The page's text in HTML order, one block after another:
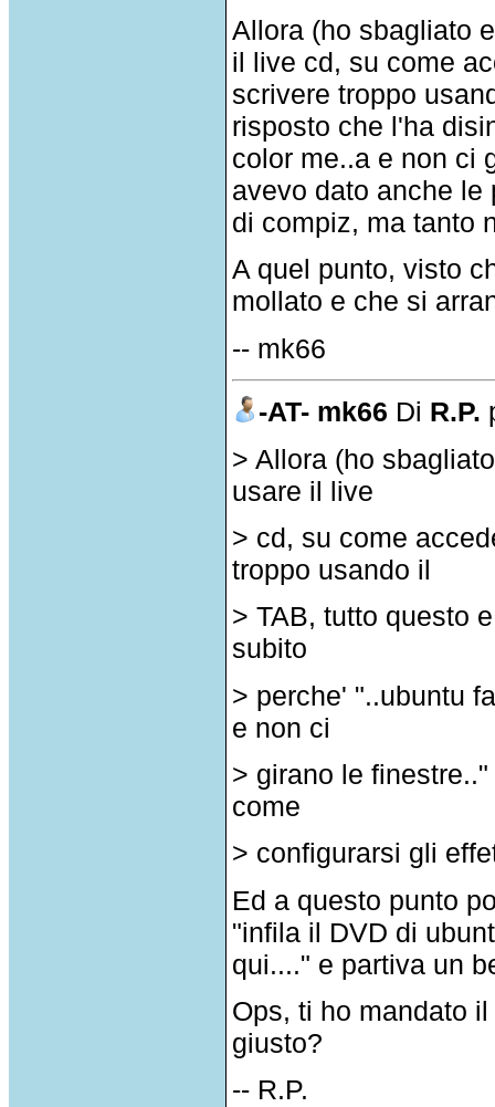
Allora (ho sbagliato
il live cd, su come
scrivere troppo
risposto che l'ha
color me..a e non ci
avevo dato anche
di compiz, ma tanto
A quel punto, visto
mollato e che si
-- mk66
-AT- mk66 Di R.P.
> Allora (ho
usare il live
> cd, su come
troppo usando il
> TAB, tutto questo
subito
> perche' "..ubuntu
e non ci
> girano le
come
> configurarsi gli
Ed a questo punto
"infila il DVD di
qui...." e partiva un
Ops, ti ho mandato
giusto?
-- R.P.